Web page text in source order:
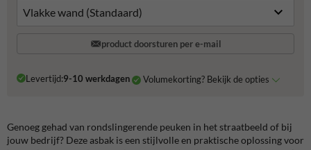
product doorsturen per e-mail
Levertijd:9-10 werkdagen Volumekorting? Bekijk de opties
Genoeg gehad van rondslingerende peuken in het straatbeeld of bij
jouw bedrijf? Deze asbak is een stijlvolle en praktische oplossing voor